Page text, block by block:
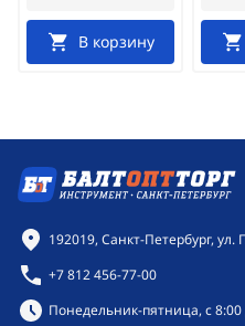
В корзину
Контактная
192019, Санкт-Петербург,
+7 812 456-77-00
Режим работы:
Понедельник-пятница, с 8:00